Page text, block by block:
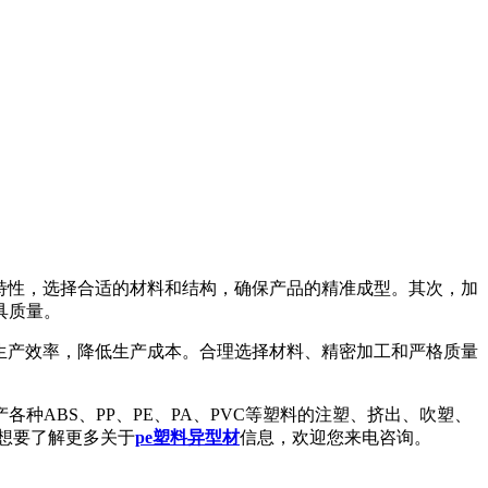
，选择合适的材料和结构，确保产品的精准成型。其次，加
量。
效率，降低生产成本。合理选择材料、精密加工和严格质量
ABS、PP、PE、PA、PVC等塑料的注塑、挤出、吹塑、
要了解更多关于pe塑料异型材信息，欢迎您来电咨询。